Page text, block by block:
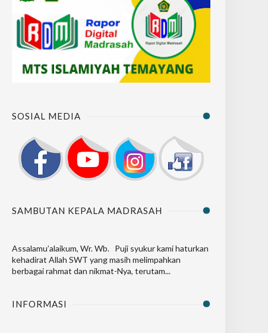
SOSIAL MEDIA
SAMBUTAN KEPALA MADRASAH
Assalamu’alaikum, Wr. Wb. Puji syukur kami haturkan
kehadirat Allah SWT yang masih melimpahkan
berbagai rahmat dan nikmat-Nya, terutam...
INFORMASI